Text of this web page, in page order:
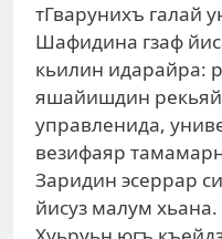
тГварунихъ галай
Шафидина гзаф
кьилин идарайра:
яшайишдин рекьяй
управленида,
везифаяр
Заридин эсеррар
йисуз малум хьана.